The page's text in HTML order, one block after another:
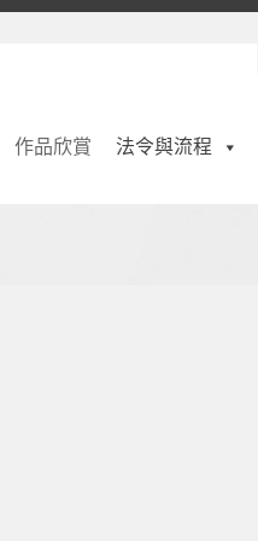
作品欣賞 法令與流程